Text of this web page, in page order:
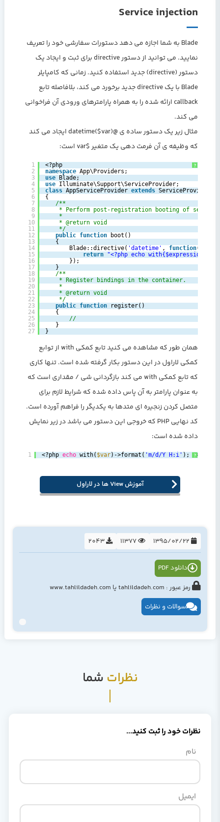
Service injection
Blade به شما اجازه می دهد دستورات سفارشی خود را تعریف
نمایید. می توانید از دستور directive برای ثبت و ایجاد یک
دستور (directive) جدید استفاده کنید. زمانی که کامپایلر
Blade با یک directive جدید برخورد می کند، بلافاصله تابع
callback ارائه شده را به همراه پارامترهای ورودی آن فراخوانی
می کند.
مثال زیر یک دستور ساده ی @datetime($var) ایجاد می کند
که وظیفه ی آن فرمت دهی یک متغیر $var است:
?
1
2
3
4
5
6
7
8
9
10
11
12
13
14
15
16
17
18
19
20
21
22
23
24
25
26
27
<?php
namespace App\Providers;
use Blade;
use Illuminate\Support\ServiceProvider;
class AppServiceProvider extends ServiceProvider
{
/**
* Perform post-registration booting of
*
* @return void
*/
public function
boot()
{
Blade::directive( 'datetime' , function(
return
"<?php echo with{$expression}-
});
}
/**
* Register bindings in the container.
*
* @return void
*/
public function
register()
{
//
}
}
همان طور که مشاهده می کنید تابع کمکی with از توابع
کمکی لاراول در این دستور بکار گرفته شده است. تنها کاری
که تابع کمکی with می کند بازگردانی شی / مقداری است که
به عنوان پارامتر به آن پاس داده شده که شرایط لازم برای
متصل کردن زنجیره ای متدها به یکدیگر را فراهم آورده است.
کد نهایی PHP که خروجی این دستور می باشد در زیر نمایش
داده شده است:
?
1 <?php echo with( $var)->format( 'm/d/Y H:i' ); ?>
آموزش View ها در لاراول
11377
2043
دانلود PDF
رمز عبور : tahlildadeh.com یا www.tahlildadeh.com
سوالات و نظرات
نظرات شما
نظرات خود را ثبت کنید...
نام
ایمیل